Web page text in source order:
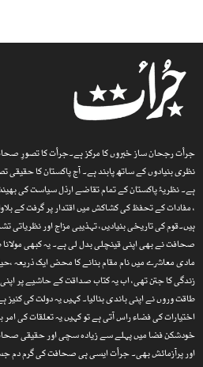
جرأت رجحان ساز خبروں کا مرکز ہے۔جرأت کا تصورِ
نظری بنیادوں کے ساتھ پابند ہے۔ آج پاکستان کا
ہے۔ نظریۂ پاکستان کے تمام تقاضے ارذل سیاست کی
، مفادات کے تحفظ کی کشاکش میں اقتدار پر گرفت کے
ہیں۔قوم کی تاریخی بنیادیں، تہذیبی مزاج اور
صحافت نے بھی اپنی قینچلی بدل لی ہے۔ یہ کبھی
مادی معاشرے میں نام مقام بنانے کا محض ایک ذریعہ
زندگی کا جتن تھی، اب یہ کتاب صداقت کے حاشیے پر
طاقت وروں نے اپنی باندی بنالیا۔ کہیں یہ دولت کی
اختیارات کی فضاء راس آتی ہے تو کہیں یہ تعلقات کی
خودشکن فضا میں پہلے سے زیادہ سچی اور حقیقی
اور پرآزمائش بھی۔ جرأت ایسی ہی صحافت کی گرم دم